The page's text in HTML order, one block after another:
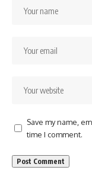
Save my name,
time I comment.